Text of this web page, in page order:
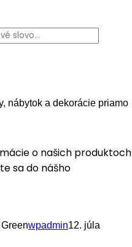
nábytok a dekorácie priamo
o našich produktoch
sa do nášho
wpadmin12. júla